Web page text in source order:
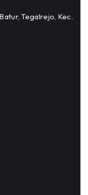
Tegalrejo, Kec.